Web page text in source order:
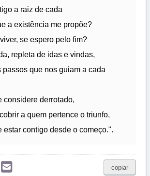
a raiz de cada
a existência me propõe?
se espero pelo fim?
repleta de idas e vindas,
passos que nos guiam a cada
considere derrotado,
a quem pertence o triunfo,
estar contigo desde o começo.".
copiar